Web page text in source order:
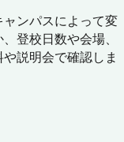
ンパスによって変
登校日数や会場、
説明会で確認しま